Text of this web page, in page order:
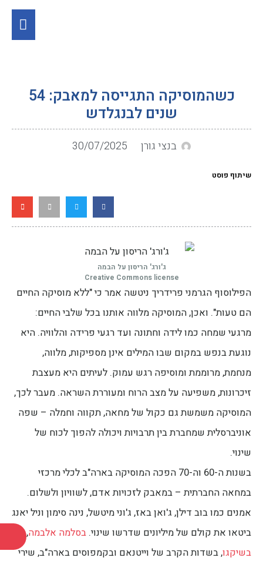
כשהמוסיקה התגייסה למאבק: 54
שנים לבנגלדש
בנצי גורן 30/07/2025
שיתוף פוסט
ג'ורג' הריסון על הבמה
Creative Commons license
הפילוסוף הגרמני פרידריך ניטשה אמר כי "ללא מוסיקה החיים
הם טעות". ואכן, המוסיקה מלווה אותנו בכל שלבי החיים:
מרגעי שמחה כמו לידה וחתונה ועד רגעי פרידה והלוויה. היא
נוגעת בנפש במקום שבו המילים אינן מספיקות, מלווה,
מנחמת, מרוממת ומוסיפה רגש עמוק. לעיתים היא מעצבת
זיכרונות, משפיעה על מצב הרוח ומעוררת השראה. מעבר לכך,
המוסיקה משמשת גם כקול של מחאה, תקווה וחמלה – שפה
אוניברסלית שמחברת בין תרבויות ויכולה להפוך לכוח של
שינוי.
בשנות ה-60 וה-70 הפכה המוסיקה בארה"ב לכלי מרכזי
במחאה החברתית – במאבק לזכויות אדם, לשוויון ולשלום.
אמנים כמו בוב דילן, ג'ואן באז, ג'וני מיטשל, נינה סימון וניל יאנג
ביטאו את קולם של מיליונים שדרשו שינוי. בסלמה אלבמה,
בשיקגו, בשדות הקרב של וייטנאם ובקמפוסים בארה"ב, שירי